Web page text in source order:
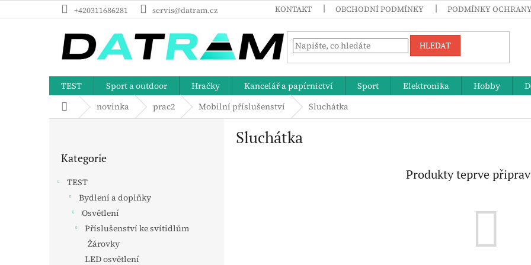
na
+420311686281 servis@datram.cz KONTAKT OBCHODNÍ PODMÍNKY PODMÍNKY
HLEDAT
TEST Sport a outdoor Hračky Kancelář a papírnictví Sport Elektronika Hobby
Domů novinka prac2 Mobilní příslušenství Sluchátka
kategorie
Kategorie
TEST
Bydlení a doplňky
Osvětlení
Příslušenství ke svítidlům
Žárovky
LED osvětlení
Sluchátka
Produkty teprve